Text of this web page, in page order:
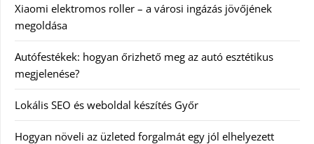
Xiaomi elektromos roller – a városi ingázás jövőjének
megoldása
Autófestékek: hogyan őrizhető meg az autó esztétikus
megjelenése?
Lokális SEO és weboldal készítés Győr
Hogyan növeli az üzleted forgalmát egy jól elhelyezett